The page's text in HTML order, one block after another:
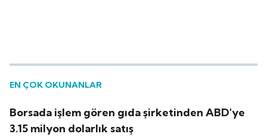
EN ÇOK OKUNANLAR
Borsada işlem gören gıda şirketinden ABD'ye
3.15 milyon dolarlık satış